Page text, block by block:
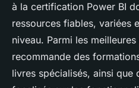
à la certification Power BI
ressources fiables, variées
niveau. Parmi les
recommande des
livres spécialisés, ainsi que